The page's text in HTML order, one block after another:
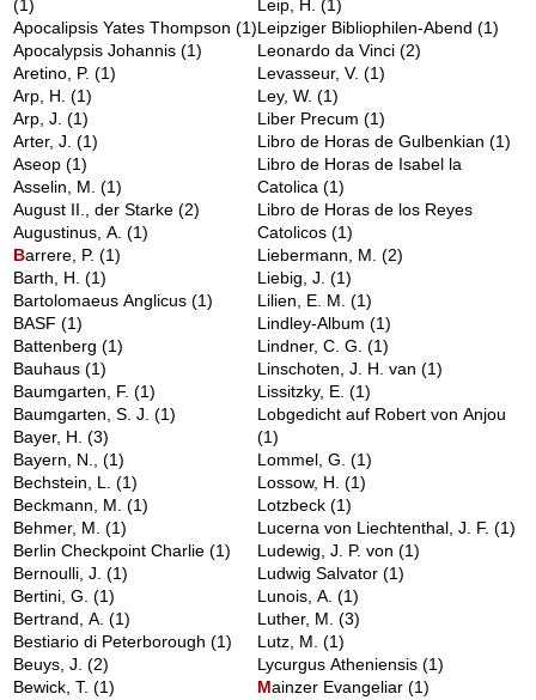
(1)
Apocalipsis Yates Thompson(1)
Apocalypsis Johannis(1)
Aretino, P.(1)
Arp, H.(1)
Arp, J.(1)
Arter, J.(1)
Aseop(1)
Asselin, M.(1)
August II., der Starke(2)
Augustinus, A.(1)
Barrere, P.(1)
Barth, H.(1)
Bartolomaeus Anglicus(1)
BASF(1)
Battenberg(1)
Bauhaus(1)
Baumgarten, F.(1)
Baumgarten, S. J.(1)
Bayer, H.(3)
Bayern, N.,(1)
Bechstein, L.(1)
Beckmann, M.(1)
Behmer, M.(1)
Berlin Checkpoint Charlie(1)
Bernoulli, J.(1)
Bertini, G.(1)
Bertrand, A.(1)
Bestiario di Peterborough(1)
Beuys, J.(2)
Bewick, T.(1)
Leip, H.(1)
Leipziger Bibliophilen-Abend(1)
Leonardo da Vinci(2)
Levasseur, V.(1)
Ley, W.(1)
Liber Precum(1)
Libro de Horas de Gulbenkian(1)
Libro de Horas de Isabel la
Catolica(1)
Libro de Horas de los Reyes
Catolicos(1)
Liebermann, M.(2)
Liebig, J.(1)
Lilien, E. M.(1)
Lindley-Album(1)
Lindner, C. G.(1)
Linschoten, J. H. van(1)
Lissitzky, E.(1)
Lobgedicht auf Robert von Anjou
(1)
Lommel, G.(1)
Lossow, H.(1)
Lotzbeck(1)
Lucerna von Liechtenthal, J. F.(1)
Ludewig, J. P. von(1)
Ludwig Salvator(1)
Lunois, A.(1)
Luther, M.(3)
Lutz, M.(1)
Lycurgus Atheniensis(1)
Mainzer Evangeliar(1)